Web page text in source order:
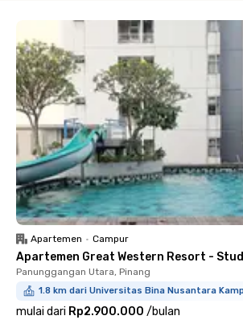
Apartemen • Campur
Apartemen Great Western Resort -
Panunggangan Utara, Pinang
1.8 km dari Universitas Bina Nusantara
mulai dari Rp2.900.000 /bulan